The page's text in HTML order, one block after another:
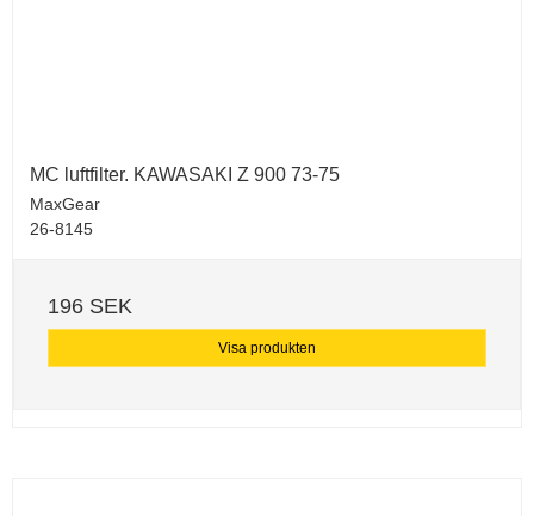
MC luftfilter. KAWASAKI Z 900 73-75
MaxGear
26-8145
196 SEK
Visa produkten